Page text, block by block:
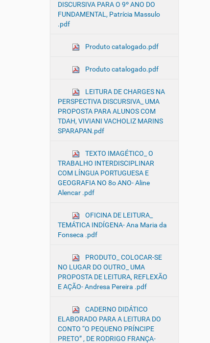
DISCURSIVA PARA O 9º ANO DO
FUNDAMENTAL, Patrícia Massulo
.pdf
Produto catalogado.pdf
Produto catalogado.pdf
LEITURA DE CHARGES NA
PERSPECTIVA DISCURSIVA_ UMA
PROPOSTA PARA ALUNOS COM
TDAH, VIVIANI VACHOLIZ MARINS
SPARAPAN.pdf
TEXTO IMAGÉTICO_ O
TRABALHO INTERDISCIPLINAR
COM LÍNGUA PORTUGUESA E
GEOGRAFIA NO 8o ANO- Aline
Alencar .pdf
OFICINA DE LEITURA_
TEMÁTICA INDÍGENA- Ana Maria da
Fonseca .pdf
PRODUTO_ COLOCAR-SE
NO LUGAR DO OUTRO_ UMA
PROPOSTA DE LEITURA, REFLEXÃO
E AÇÃO- Andresa Pereira .pdf
CADERNO DIDÁTICO
ELABORADO PARA A LEITURA DO
CONTO “O PEQUENO PRÍNCIPE
PRETO” , DE RODRIGO FRANÇA-